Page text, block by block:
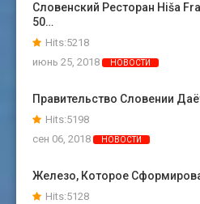
Словенский Ресторан Hiša
50…
Hits:5218
июнь 25, 2018
НОВОСТИ
Правительство Словении
Hits:5198
сен 06, 2018
НОВОСТИ
Железо, Которое
Hits:5128